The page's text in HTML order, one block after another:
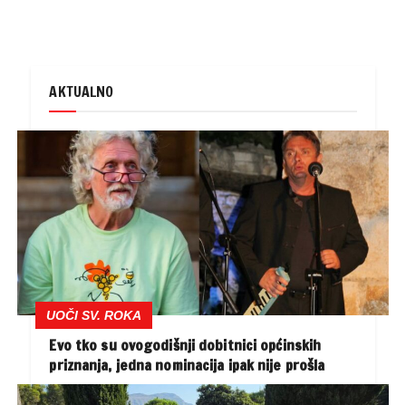
AKTUALNO
UOČI SV. ROKA
Evo tko su ovogodišnji dobitnici općinskih
priznanja, jedna nominacija ipak nije prošla